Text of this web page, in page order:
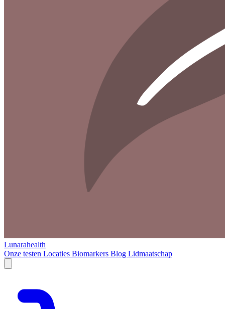
Lunarahealth
Onze testen Locaties Biomarkers Blog Lidmaatschap